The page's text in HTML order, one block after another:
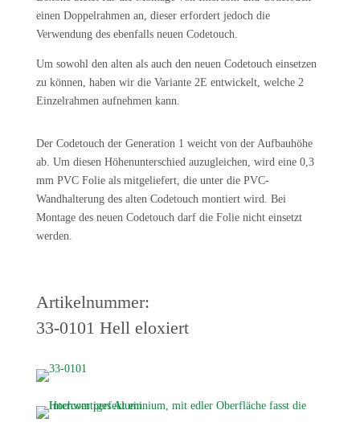
einen Doppelrahmen an, dieser erfordert jedoch die
Verwendung des ebenfalls neuen Codetouch.
Um sowohl den alten als auch den neuen Codetouch einsetzen
zu können, haben wir die Variante 2E entwickelt, welche 2
Einzelrahmen aufnehmen kann.
Der Codetouch der Generation 1 weicht von der Aufbauhöhe
ab. Um diesen Höhenunterschied auzugleichen, wird eine 0,3
mm PVC Folie als mitgeliefert, die unter die PVC-
Wandhalterung des alten Codetouch montiert wird. Bei
Montage des neuen Codetouch darf die Folie nicht einsetzt
werden.
Artikelnummer:
33-0101 Hell eloxiert